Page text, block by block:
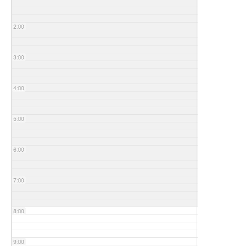
2:00
3:00
4:00
5:00
6:00
7:00
8:00
9:00